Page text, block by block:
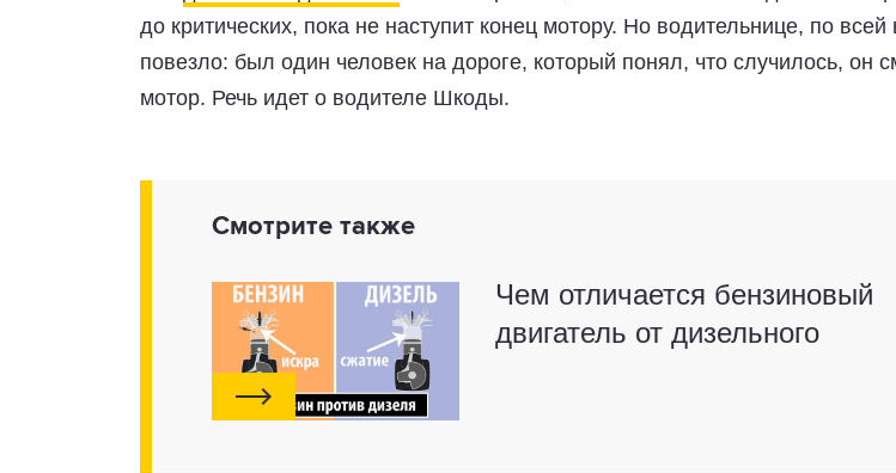
до критических, пока не наступит конец мотору. Но водительнице, по всей
повезло: был один человек на дороге, который понял, что случилось, он
мотор. Речь идет о водителе Шкоды.
Смотрите также
Чем отличается бензиновый
двигатель от дизельного